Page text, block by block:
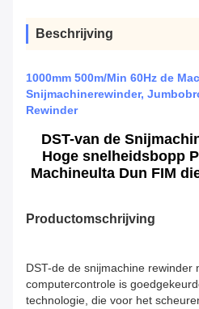
Beschrijving
1000mm 500m/Min 60Hz de
Snijmachinerewinder,
Rewinder
DST-van de
Hoge snelheidsbopp
Machineulta Dun FIM
Productomschrijving
DST-de de snijmachine rewinder
computercontrole is
technologie, die voor het